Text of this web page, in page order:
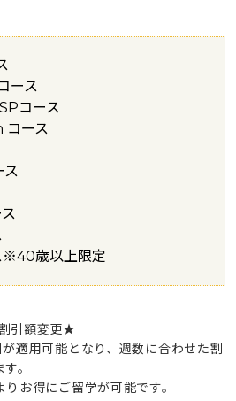
ース
コース
コース
ス
※40歳以上限定
引額変更★
適用可能となり、週数に合わせた割
。
お得にご留学が可能です。